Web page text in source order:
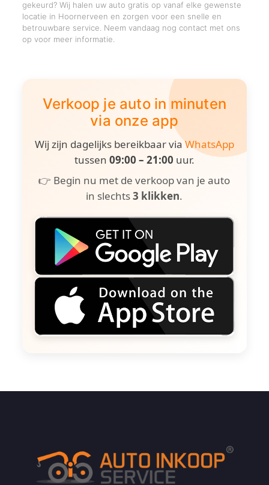
gekeurd? Wij halen uw auto gratis op vanaf elke gewenste
locatie in Hoornerveen en zorgen voor een snelle en
betrouwbare service. Neem vandaag nog contact met ons
op voor meer informatie.
Verkoop je auto in minuten
via onze app
Wij zijn dagelijks bereikbaar viaWhatsApp
tussen 09:00 – 21:00 uur.
👉 Begin nu met de verkoop van je auto
in slechts3 klikken.